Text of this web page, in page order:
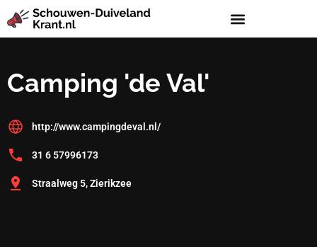
Camping 'de Val'
http://www.campingdeval.nl/
31 6 57996173
Straalweg 5, Zierikzee